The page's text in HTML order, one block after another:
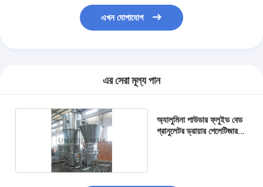
এখন যোগাযোগ
এর সেরা মূল্য পান
অ্যালুমিনা পাউডার ফ্লুইড বেড
গ্রানুলেটর ড্রায়ার পেলেটিজার